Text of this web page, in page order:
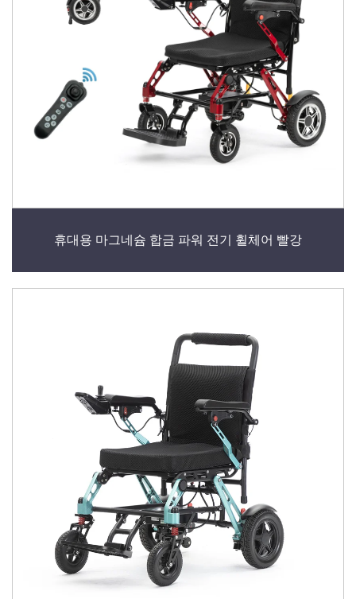
휴대용 마그네슘 합금 파워 전기 휠체어 빨강